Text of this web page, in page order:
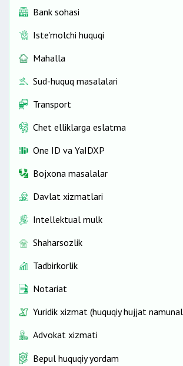
Bank sohasi
Iste’molchi huquqi
Mahalla
Sud-huquq masalalari
Transport
Chet elliklarga eslatma
One ID vа YaIDXP
Bojxona masalalar
Davlat xizmatlari
Intellektual mulk
Shaharsozlik
Tadbirkorlik
Notariat
Yuridik xizmat (huquqiy hujjat
Advokat xizmati
Bepul huquqiy yordam